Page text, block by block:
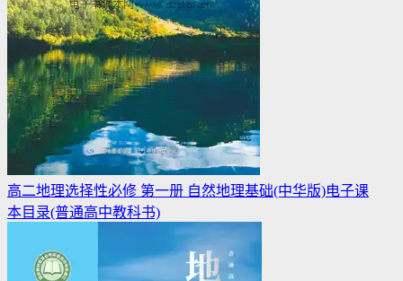
高二地理选择性必修 第一册 自然地理基础(中华版)电子课
本目录(普通高中教科书)